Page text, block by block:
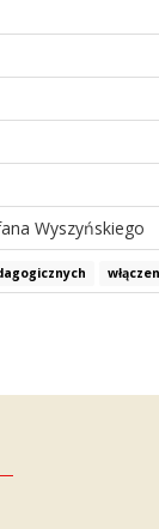
Wyszyńskiego